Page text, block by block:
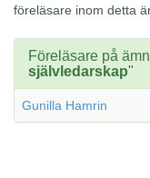
föreläsare inom detta
Föreläsare på
självledarskap"
Gunilla Hamrin